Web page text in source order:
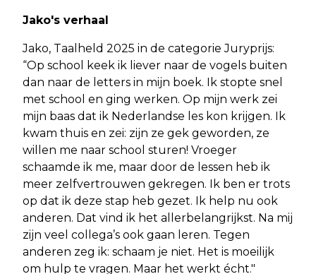
Jako's verhaal
Jako, Taalheld 2025 in de categorie Juryprijs:
“Op school keek ik liever naar de vogels buiten
dan naar de letters in mijn boek. Ik stopte snel
met school en ging werken. Op mijn werk zei
mijn baas dat ik Nederlandse les kon krijgen. Ik
kwam thuis en zei: zijn ze gek geworden, ze
willen me naar school sturen! Vroeger
schaamde ik me, maar door de lessen heb ik
meer zelfvertrouwen gekregen. Ik ben er trots
op dat ik deze stap heb gezet. Ik help nu ook
anderen. Dat vind ik het allerbelangrijkst. Na mij
zijn veel collega’s ook gaan leren. Tegen
anderen zeg ik: schaam je niet. Het is moeilijk
om hulp te vragen. Maar het werkt écht."